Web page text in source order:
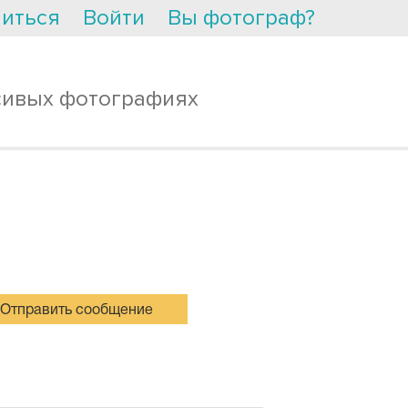
Войти Вы фотограф?
фотографиях
Отправить сообщение